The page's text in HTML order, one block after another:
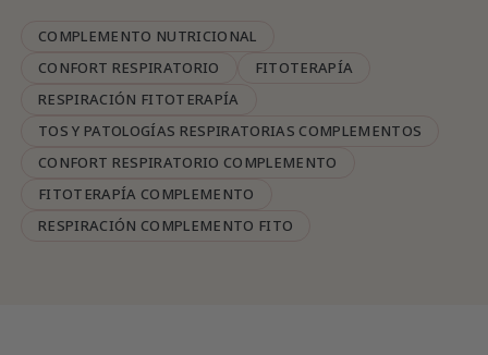
COMPLEMENTO NUTRICIONAL
CONFORT RESPIRATORIO
FITOTERAPÍA
RESPIRACIÓN FITOTERAPÍA
TOS Y PATOLOGÍAS RESPIRATORIAS COMPLEMENTOS
CONFORT RESPIRATORIO COMPLEMENTO
FITOTERAPÍA COMPLEMENTO
RESPIRACIÓN COMPLEMENTO FITO